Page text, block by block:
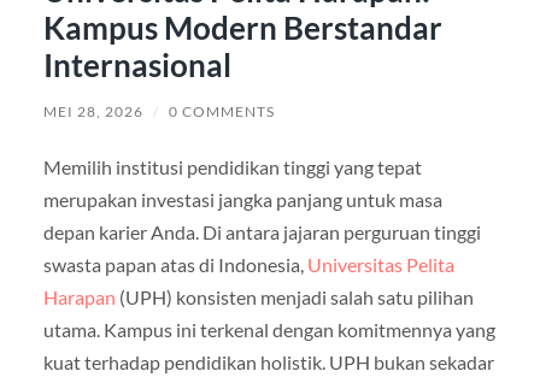
Kampus Modern Berstandar
Internasional
MEI 28, 2026 / 0 COMMENTS
Memilih institusi pendidikan tinggi yang tepat
merupakan investasi jangka panjang untuk masa
depan karier Anda. Di antara jajaran perguruan tinggi
swasta papan atas di Indonesia, Universitas Pelita
Harapan (UPH) konsisten menjadi salah satu pilihan
utama. Kampus ini terkenal dengan komitmennya yang
kuat terhadap pendidikan holistik. UPH bukan sekadar